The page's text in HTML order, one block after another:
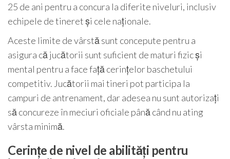
25 de ani pentru a concura la diferite niveluri, inclusiv
echipele de tineret și cele naționale.
Aceste limite de vârstă sunt concepute pentru a
asigura că jucătorii sunt suficient de maturi fizic și
mental pentru a face față cerințelor baschetului
competitiv. Jucătorii mai tineri pot participa la
campuri de antrenament, dar adesea nu sunt autorizați
să concureze în meciuri oficiale până când nu ating
vârsta minimă.
Cerințe de nivel de abilități pentru